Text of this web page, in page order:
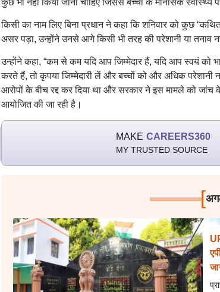
कुछ भी नहीं किया जाना चाहिए जिससे बच्चों के मानसिक स्वास्थ्य
किसी का नाम लिए बिना प्रधान ने कहा कि शनिवार को कुछ
असर पड़ा, उन्होंने उनसे आगे किसी भी तरह की परेशानी या तनाव
उन्होंने कहा, “कम से कम यदि आप जिम्मेदार हैं, यदि आप स्वयं को
करते हैं, तो कृपया जिम्मेदारी लें और बच्चों को और अधिक परेशानी
आरोपों के बीच रद्द कर दिया था और सरकार ने इस मामले को जांच
आयोजित की जा रही है।
MAKE CAREERS360
MY TRUSTED SOURCE
[